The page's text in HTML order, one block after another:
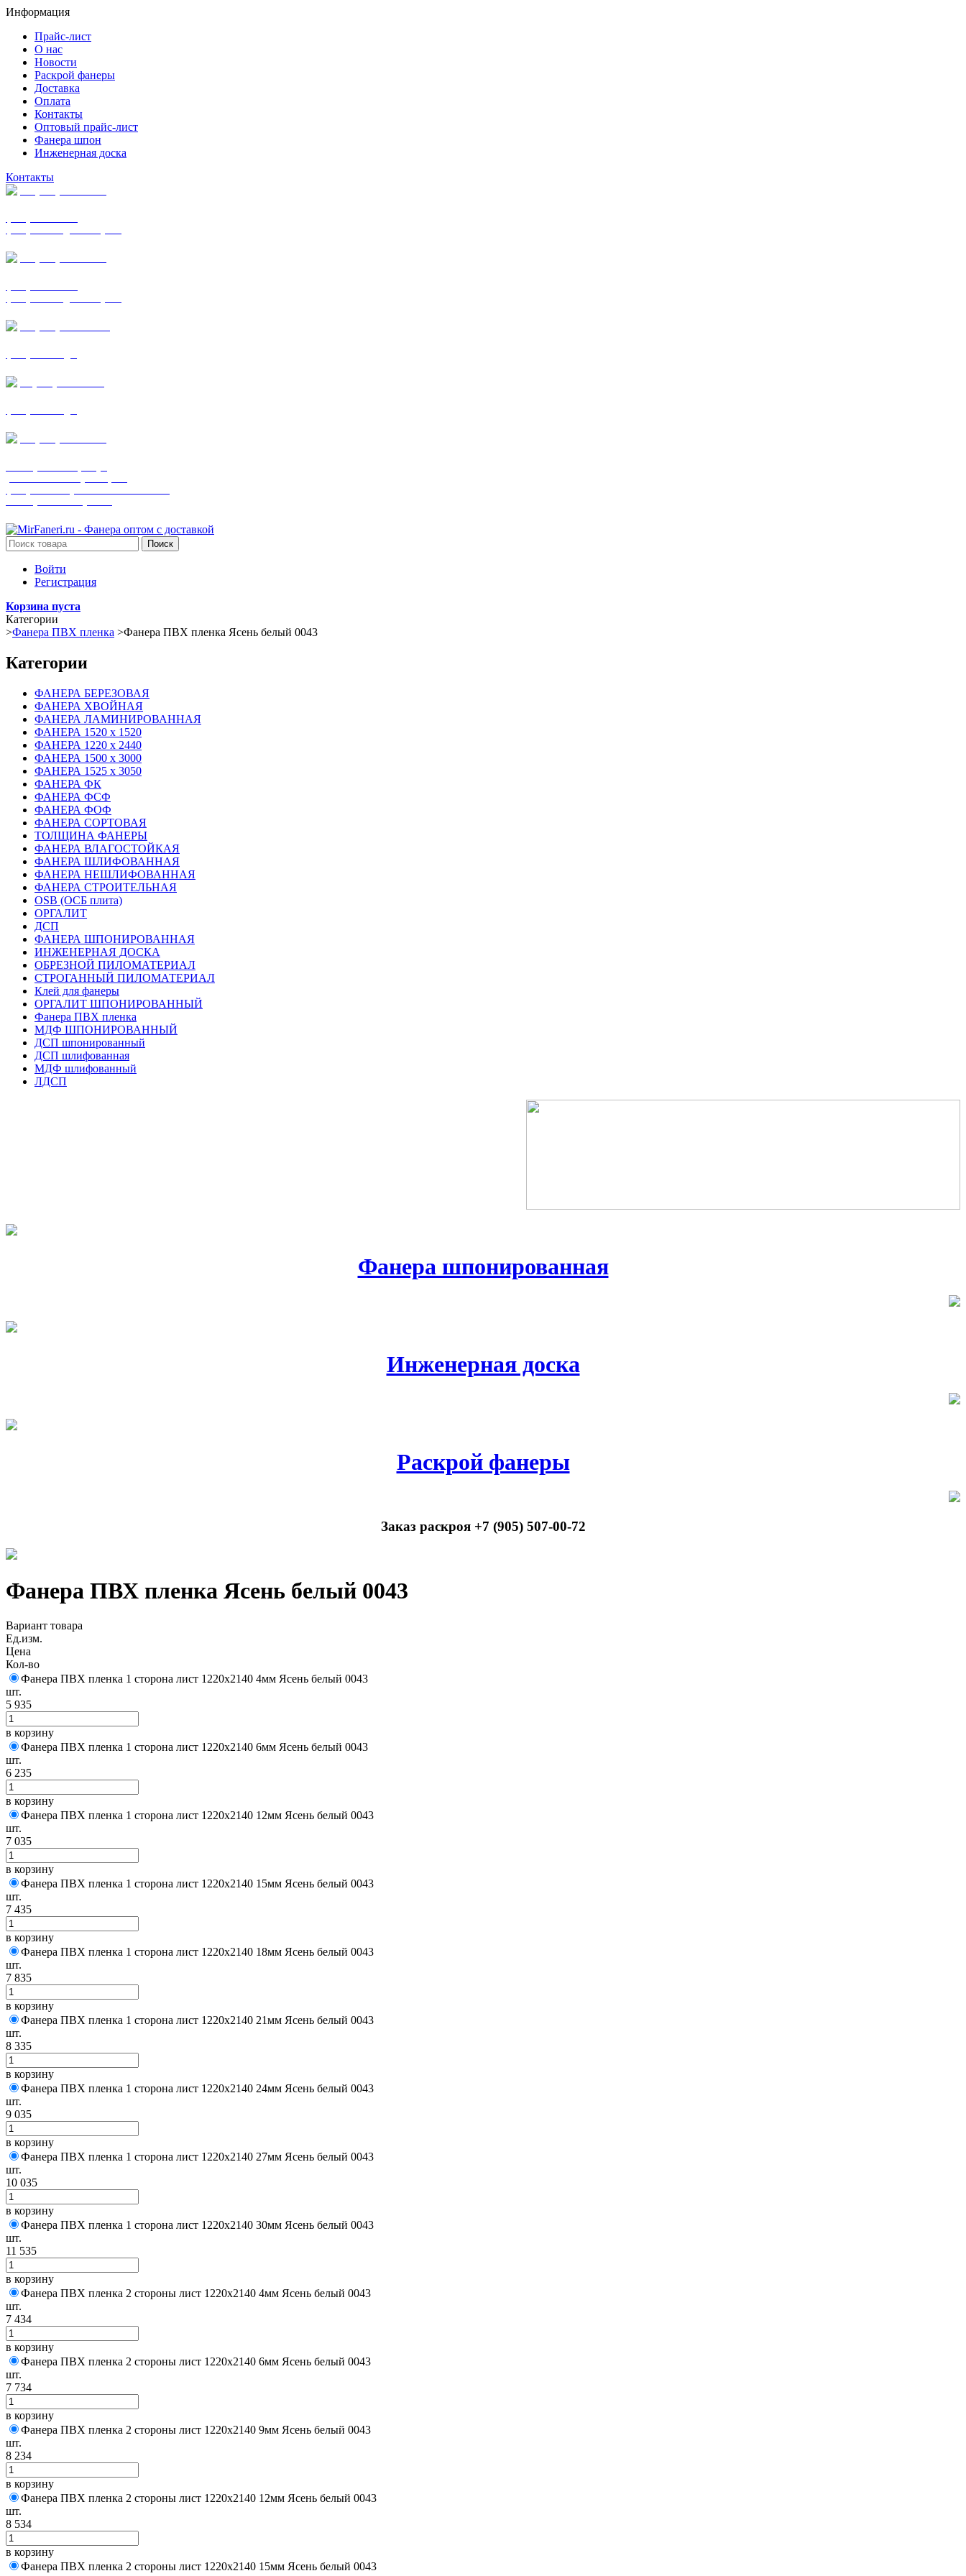
Информация
Прайс-лист
О нас
Новости
Раскрой фанеры
Доставка
Оплата
Контакты
Оптовый прайс-лист
Фанера шпон
Инженерная доска
Контакты
Поиск
Войти
Регистрация
Корзина пуста
Категории
>Фанера ПВХ пленка >Фанера ПВХ пленка Ясень белый 0043
Категории
ФАНЕРА БЕРЕЗОВАЯ
ФАНЕРА ХВОЙНАЯ
ФАНЕРА ЛАМИНИРОВАННАЯ
ФАНЕРА 1520 х 1520
ФАНЕРА 1220 х 2440
ФАНЕРА 1500 х 3000
ФАНЕРА 1525 х 3050
ФАНЕРА ФК
ФАНЕРА ФСФ
ФАНЕРА ФОФ
ФАНЕРА СОРТОВАЯ
ТОЛЩИНА ФАНЕРЫ
ФАНЕРА ВЛАГОСТОЙКАЯ
ФАНЕРА ШЛИФОВАННАЯ
ФАНЕРА НЕШЛИФОВАННАЯ
ФАНЕРА СТРОИТЕЛЬНАЯ
OSB (ОСБ плита)
ОРГАЛИТ
ДСП
ФАНЕРА ШПОНИРОВАННАЯ
ИНЖЕНЕРНАЯ ДОСКА
ОБРЕЗНОЙ ПИЛОМАТЕРИАЛ
СТРОГАННЫЙ ПИЛОМАТЕРИАЛ
Клей для фанеры
ОРГАЛИТ ШПОНИРОВАННЫЙ
Фанера ПВХ пленка
МДФ ШПОНИРОВАННЫЙ
ДСП шпонированный
ДСП шлифованная
МДФ шлифованный
ЛДСП
Фанера шпонированная
Инженерная доска
Раскрой фанеры
Заказ раскроя +7 (905) 507-00-72
Фанера ПВХ пленка Ясень белый 0043
Вариант товара
Ед.изм.
Цена
Кол-во
Фанера ПВХ пленка 1 сторона лист 1220х2140 4мм Ясень белый 0043
шт.
5 935
в корзину
Фанера ПВХ пленка 1 сторона лист 1220х2140 6мм Ясень белый 0043
шт.
6 235
в корзину
Фанера ПВХ пленка 1 сторона лист 1220х2140 12мм Ясень белый 0043
шт.
7 035
в корзину
Фанера ПВХ пленка 1 сторона лист 1220х2140 15мм Ясень белый 0043
шт.
7 435
в корзину
Фанера ПВХ пленка 1 сторона лист 1220х2140 18мм Ясень белый 0043
шт.
7 835
в корзину
Фанера ПВХ пленка 1 сторона лист 1220х2140 21мм Ясень белый 0043
шт.
8 335
в корзину
Фанера ПВХ пленка 1 сторона лист 1220х2140 24мм Ясень белый 0043
шт.
9 035
в корзину
Фанера ПВХ пленка 1 сторона лист 1220х2140 27мм Ясень белый 0043
шт.
10 035
в корзину
Фанера ПВХ пленка 1 сторона лист 1220х2140 30мм Ясень белый 0043
шт.
11 535
в корзину
Фанера ПВХ пленка 2 стороны лист 1220х2140 4мм Ясень белый 0043
шт.
7 434
в корзину
Фанера ПВХ пленка 2 стороны лист 1220х2140 6мм Ясень белый 0043
шт.
7 734
в корзину
Фанера ПВХ пленка 2 стороны лист 1220х2140 9мм Ясень белый 0043
шт.
8 234
в корзину
Фанера ПВХ пленка 2 стороны лист 1220х2140 12мм Ясень белый 0043
шт.
8 534
в корзину
Фанера ПВХ пленка 2 стороны лист 1220х2140 15мм Ясень белый 0043